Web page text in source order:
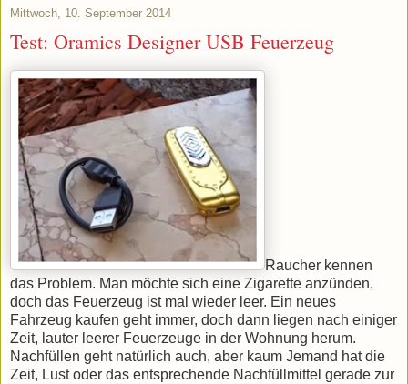
Mittwoch, 10. September 2014
Test: Oramics Designer USB Feuerzeug
Raucher kennen
das Problem. Man möchte sich eine Zigarette anzünden,
doch das Feuerzeug ist mal wieder leer. Ein neues
Fahrzeug kaufen geht immer, doch dann liegen nach einiger
Zeit, lauter leerer Feuerzeuge in der Wohnung herum.
Nachfüllen geht natürlich auch, aber kaum Jemand hat die
Zeit, Lust oder das entsprechende Nachfüllmittel gerade zur